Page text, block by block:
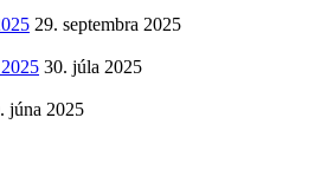
29. septembra 2025
30. júla 2025
júna 2025